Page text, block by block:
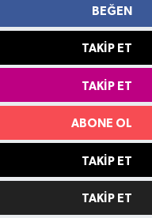
BEĞEN
TAKIP ET
TAKIP ET
ABONE OL
TAKIP ET
TAKIP ET